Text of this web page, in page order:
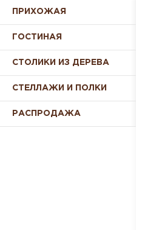
ПРИХОЖАЯ
ГОСТИНАЯ
СТОЛИКИ ИЗ ДЕРЕВА
СТЕЛЛАЖИ И ПОЛКИ
РАСПРОДАЖА